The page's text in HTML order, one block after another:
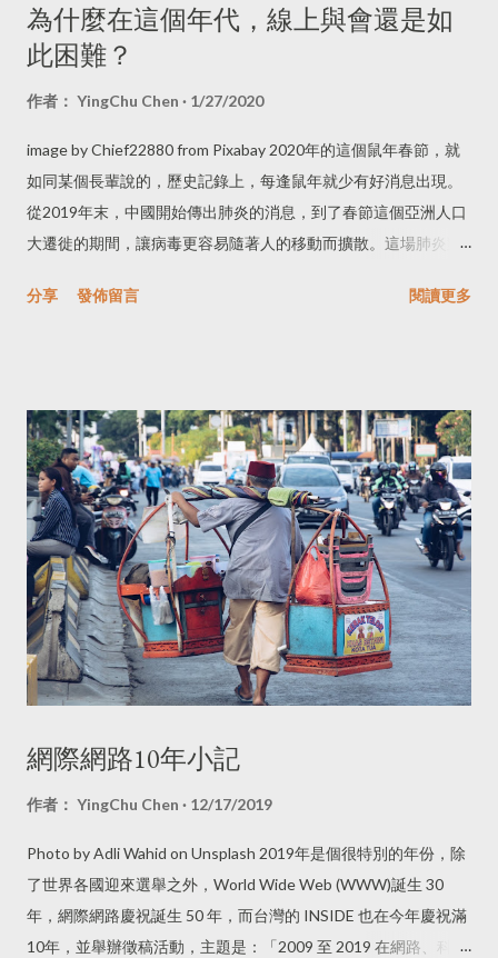
RightsCon 則屬於較多非營利性組織且多為爭取權利的團體聚
會。聯合國 IGF、APrIGF（亞太區網路治理論壇）則比較像一個
平台，希望藉由這個平台把全世界或各區域、領域不同的專家集
為什麼在這個年代，線上與會還是如
此困難？
作者： YingChu Chen 1/27/2020
image by Chief22880 from Pixabay 2020年的這個鼠年春節，就
如同某個長輩說的，歷史記錄上，每逢鼠年就少有好消息出現。
從2019年末，中國開始傳出肺炎的消息，到了春節這個亞洲人口
大遷徙的期間，讓病毒更容易隨著人的移動而擴散。這場肺炎對
一月初時，我收到邀請去印度參與一場討論建立人工智慧政策的
分享 發佈留言 閱讀更多
網際網路10年小記
作者： YingChu Chen 12/17/2019
Photo by Adli Wahid on Unsplash 2019年是個很特別的年份，除
了世界各國迎來選舉之外，World Wide Web (WWW)誕生 30
年，網際網路慶祝誕生 50 年，而台灣的 INSIDE 也在今年慶祝滿
10年，並舉辦徵稿活動，主題是：「2009 至 2019 在網路、科技